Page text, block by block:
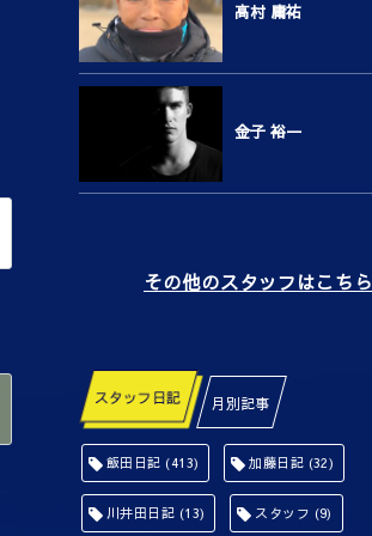
高村 庸祐
金子 裕一
その他のスタッフはこちら
スタッフ日記 月別記事
飯田日記 (413) 加藤日記 (32)
川井田日記 (13) スタッフ (9)